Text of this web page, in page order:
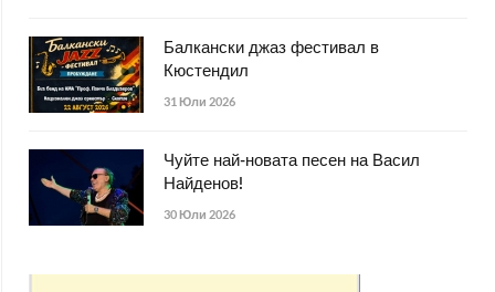
Балкански джаз фестивал в
Кюстендил
31 Юли 2026
Чуйте най-новата песен на Васил
Найденов!
30 Юли 2026